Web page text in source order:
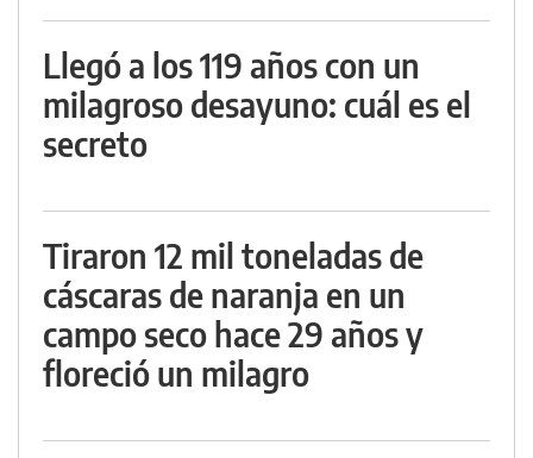
Llegó a los 119 años con un
milagroso desayuno: cuál es el
secreto
Tiraron 12 mil toneladas de
cáscaras de naranja en un
campo seco hace 29 años y
floreció un milagro